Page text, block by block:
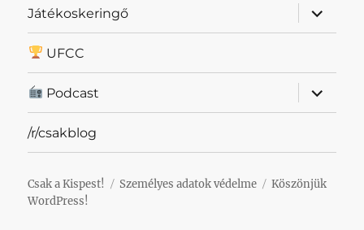
Játékoskeringő
almenü
UFCC
Podcast
almenü
/r/csakblog
Csak a Kispest! Személyes adatok védelme
Köszönjük
WordPress!